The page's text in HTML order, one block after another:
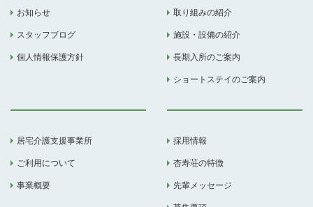
お知らせ
スタッフブログ
個人情報保護方針
取り組みの紹介
施設・設備の紹介
長期入所のご案内
ショートステイのご案内
居宅介護支援事業所
ご利用について
事業概要
採用情報
杏寿荘の特徴
先輩メッセージ